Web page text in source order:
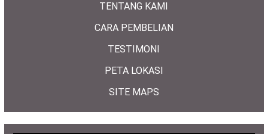
TENTANG KAMI
CARA PEMBELIAN
TESTIMONI
PETA LOKASI
SITE MAPS